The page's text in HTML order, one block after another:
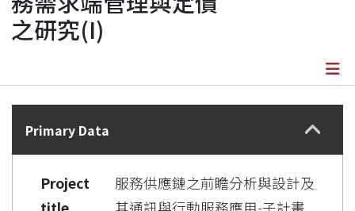
之研究(I)
Details
Primary Data
Project
服務供應鏈之前瞻分析與設計及